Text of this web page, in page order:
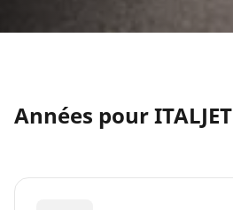
Années pour ITALJET